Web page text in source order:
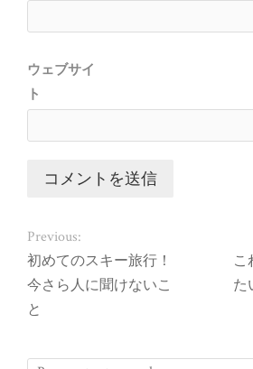
ウェブサイ
ト
Previous:
初めてのスキー旅行！
今さら人に聞けないこ
と
こ
た